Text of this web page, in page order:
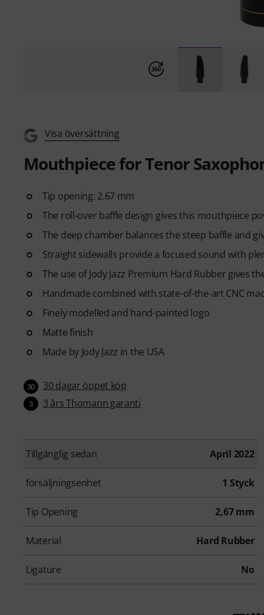
Visa översättning
Mouthpiece for Tenor
Tip opening: 2.67 mm
The roll-over baffle design gives this mouthpiece
The deep chamber balances the steep baffle and
Straight sidewalls provide a focused sound with
The use of Jody Jazz Premium Hard Rubber gives
Handmade combined with state-of-the-art CNC
Finely modelled and hand-painted logo
Matte finish
Made by Jody Jazz in the USA
30 30 dagar öppet köp
3 3 års Thomann garanti
Tillgänglig sedan April 2022
försäljningsenhet 1 Styck
Tip Opening 2,67 mm
Material Hard Rubber
Ligature No